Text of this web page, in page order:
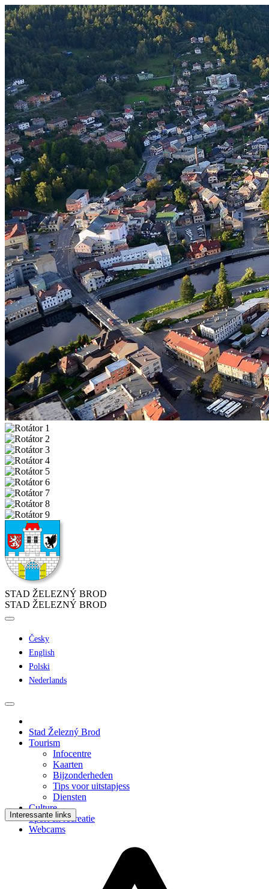
STAD ŽELEZNÝ BROD
STAD ŽELEZNÝ BROD
Česky
English
Polski
Nederlands
Stad Železný Brod
Tourism
Infocentre
Kaarten
Bijzonderheden
Tips voor uitstapjess
Diensten
Culture
Sport en recreatie
Webcams
Interessante links